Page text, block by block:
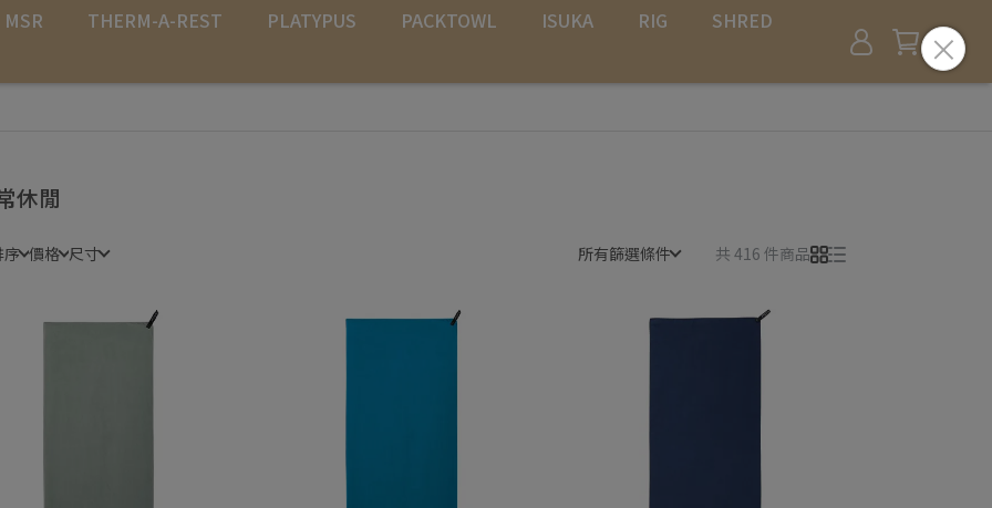
MSR THERM-A-REST PLATYPUS PACKTOWL ISUKA RIG SHRED
休閒
序 價格 尺寸 所有篩選條件 共 416 件商品